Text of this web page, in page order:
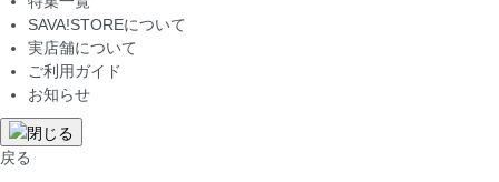
SAVA!STOREについて
実店舗について
ご利用ガイド
お知らせ
戻る